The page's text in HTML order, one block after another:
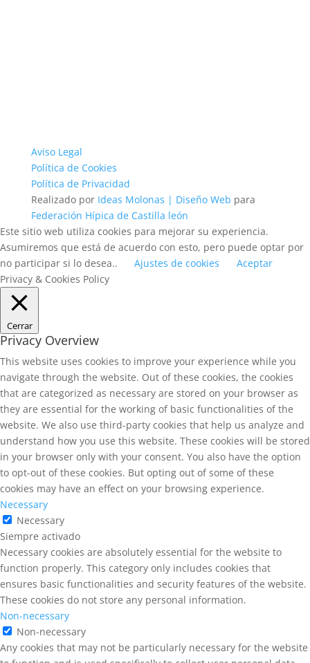
Aviso Legal
Política de Cookies
Política de Privacidad
Realizado por Ideas Molonas | Diseño Web para
Federación Hípica de Castilla león
Este sitio web utiliza cookies para mejorar su experiencia.
Asumiremos que está de acuerdo con esto, pero puede optar por
no participar si lo desea..
Ajustes de cookies
Aceptar
Privacy & Cookies Policy
Cerrar
Privacy Overview
This website uses cookies to improve your experience while you
navigate through the website. Out of these cookies, the cookies
that are categorized as necessary are stored on your browser as
they are essential for the working of basic functionalities of the
website. We also use third-party cookies that help us analyze and
understand how you use this website. These cookies will be stored
in your browser only with your consent. You also have the option
to opt-out of these cookies. But opting out of some of these
cookies may have an effect on your browsing experience.
Necessary
Necessary
Siempre activado
Necessary cookies are absolutely essential for the website to
function properly. This category only includes cookies that
ensures basic functionalities and security features of the website.
These cookies do not store any personal information.
Non-necessary
Non-necessary
Any cookies that may not be particularly necessary for the website